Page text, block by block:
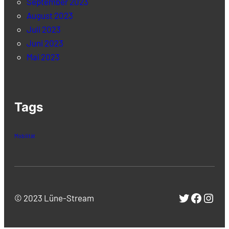
August 2023
Juli 2023
Juni 2023
Mai 2023
Tags
Mobilität
© 2023 Lüne-Stream Twitter